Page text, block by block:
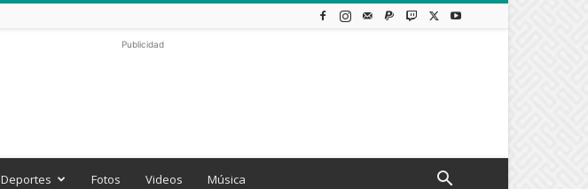
Publicidad
Deportes Fotos Videos Música